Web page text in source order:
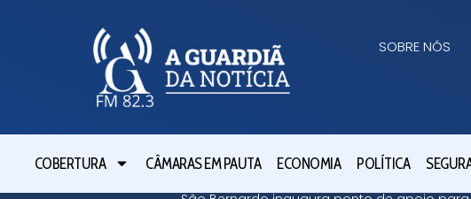
SOBRE NÓS
COBERTURA CÂMARAS EM PAUTA ECONOMIA POLÍTICA